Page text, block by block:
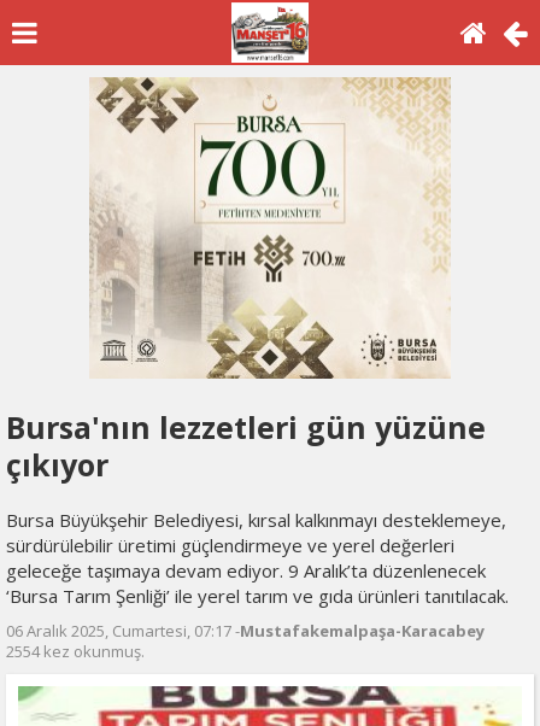
Bursa'nın lezzetleri gün yüzüne
çıkıyor
Bursa Büyükşehir Belediyesi, kırsal kalkınmayı desteklemeye,
sürdürülebilir üretimi güçlendirmeye ve yerel değerleri
geleceğe taşımaya devam ediyor. 9 Aralık’ta düzenlenecek
‘Bursa Tarım Şenliği’ ile yerel tarım ve gıda ürünleri tanıtılacak.
06 Aralık 2025, Cumartesi, 07:17 -Mustafakemalpaşa-Karacabey
2554 kez okunmuş.